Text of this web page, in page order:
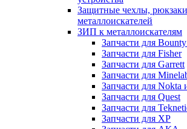
Защитные чехлы,
металлоискателей
ЗИП к металлоискателям
Запчасти для
Запчасти для Fisher
Запчасти для Garrett
Запчасти для
Запчасти для Nokta
Запчасти для Quest
Запчасти для
Запчасти для XP